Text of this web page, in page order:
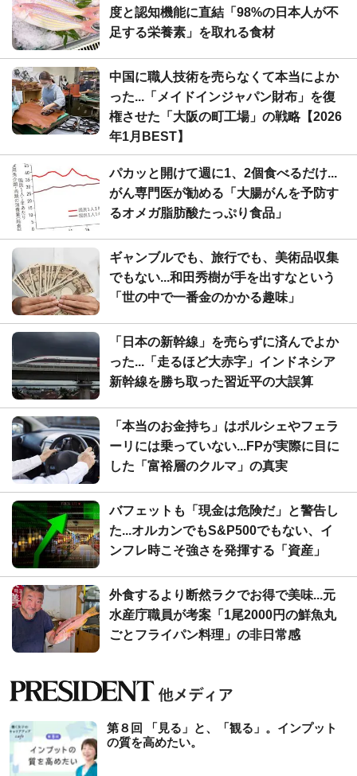
度と認知機能に直結「98%の日本人が不
足する栄養素」を取れる食材
中国に職人技術を売らなくて本当によか
った...「メイドインジャパン財布」を復
権させた「大阪の町工場」の戦略【2026
年1月BEST】
パカッと開けて週に1、2個食べるだけ...
がん専門医が勧める「大腸がんを予防す
るオメガ脂肪酸たっぷり食品」
ギャンブルでも、旅行でも、美術品収集
でもない...和田秀樹が手を出すなという
「世の中で一番金のかかる趣味」
「日本の新幹線」を売らずに済んでよか
った...「走るほど大赤字」インドネシア
新幹線を勝ち取った習近平の大誤算
「本当のお金持ち」はポルシェやフェラ
ーリには乗っていない...FPが実際に目に
した「富裕層のクルマ」の真実
バフェットも「現金は危険だ」と警告し
た...オルカンでもS&P500でもない、イ
ンフレ時こそ強さを発揮する「資産」
外食するより断然ラクでお得で美味...元
水産庁職員が考案「1尾2000円の鮮魚丸
ごとフライパン料理」の非日常感
第８回 「見る」と、「観る」。インプット
の質を高めたい。